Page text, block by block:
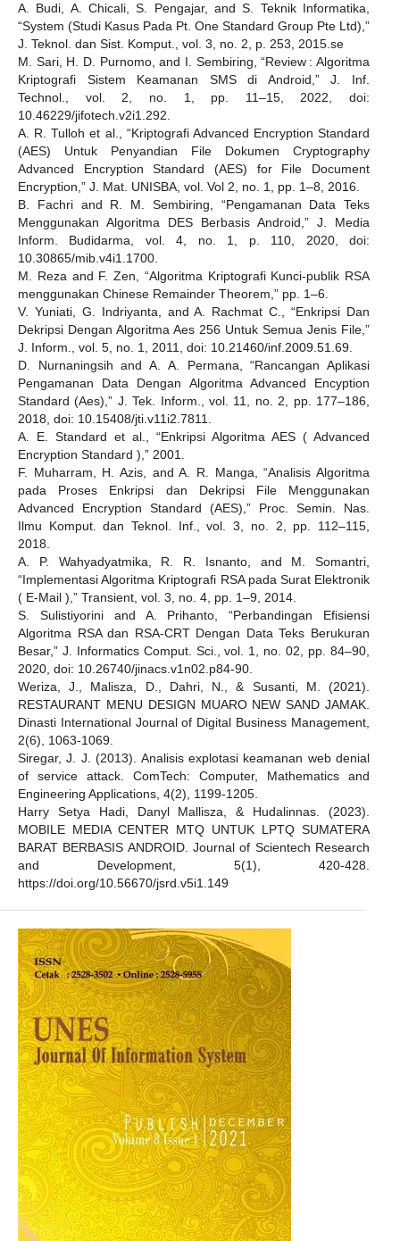
A. Budi, A. Chicali, S. Pengajar, and S. Teknik Informatika,
“System (Studi Kasus Pada Pt. One Standard Group Pte Ltd),”
J. Teknol. dan Sist. Komput., vol. 3, no. 2, p. 253, 2015.se
M. Sari, H. D. Purnomo, and I. Sembiring, “Review : Algoritma
Kriptografi Sistem Keamanan SMS di Android,” J. Inf.
Technol., vol. 2, no. 1, pp. 11–15, 2022, doi:
10.46229/jifotech.v2i1.292.
A. R. Tulloh et al., “Kriptografi Advanced Encryption Standard
(AES) Untuk Penyandian File Dokumen Cryptography
Advanced Encryption Standard (AES) for File Document
Encryption,” J. Mat. UNISBA, vol. Vol 2, no. 1, pp. 1–8, 2016.
B. Fachri and R. M. Sembiring, “Pengamanan Data Teks
Menggunakan Algoritma DES Berbasis Android,” J. Media
Inform. Budidarma, vol. 4, no. 1, p. 110, 2020, doi:
10.30865/mib.v4i1.1700.
M. Reza and F. Zen, “Algoritma Kriptografi Kunci-publik RSA
menggunakan Chinese Remainder Theorem,” pp. 1–6.
V. Yuniati, G. Indriyanta, and A. Rachmat C., “Enkripsi Dan
Dekripsi Dengan Algoritma Aes 256 Untuk Semua Jenis File,”
J. Inform., vol. 5, no. 1, 2011, doi: 10.21460/inf.2009.51.69.
D. Nurnaningsih and A. A. Permana, “Rancangan Aplikasi
Pengamanan Data Dengan Algoritma Advanced Encyption
Standard (Aes),” J. Tek. Inform., vol. 11, no. 2, pp. 177–186,
2018, doi: 10.15408/jti.v11i2.7811.
A. E. Standard et al., “Enkripsi Algoritma AES ( Advanced
Encryption Standard ),” 2001.
F. Muharram, H. Azis, and A. R. Manga, “Analisis Algoritma
pada Proses Enkripsi dan Dekripsi File Menggunakan
Advanced Encryption Standard (AES),” Proc. Semin. Nas.
Ilmu Komput. dan Teknol. Inf., vol. 3, no. 2, pp. 112–115,
2018.
A. P. Wahyadyatmika, R. R. Isnanto, and M. Somantri,
“Implementasi Algoritma Kriptografi RSA pada Surat Elektronik
( E-Mail ),” Transient, vol. 3, no. 4, pp. 1–9, 2014.
S. Sulistiyorini and A. Prihanto, “Perbandingan Efisiensi
Algoritma RSA dan RSA-CRT Dengan Data Teks Berukuran
Besar,” J. Informatics Comput. Sci., vol. 1, no. 02, pp. 84–90,
2020, doi: 10.26740/jinacs.v1n02.p84-90.
Weriza, J., Malisza, D., Dahri, N., & Susanti, M. (2021).
RESTAURANT MENU DESIGN MUARO NEW SAND JAMAK.
Dinasti International Journal of Digital Business Management,
2(6), 1063-1069.
Siregar, J. J. (2013). Analisis explotasi keamanan web denial
of service attack. ComTech: Computer, Mathematics and
Engineering Applications, 4(2), 1199-1205.
Harry Setya Hadi, Danyl Mallisza, & Hudalinnas. (2023).
MOBILE MEDIA CENTER MTQ UNTUK LPTQ SUMATERA
BARAT BERBASIS ANDROID. Journal of Scientech Research
and Development, 5(1), 420-428.
https://doi.org/10.56670/jsrd.v5i1.149